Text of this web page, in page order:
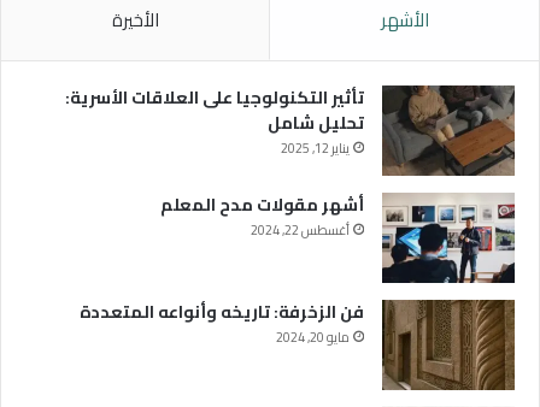
الأشهر الأخيرة
تأثير التكنولوجيا على العلاقات الأسرية:
تحليل شامل
يناير 12, 2025
أشهر مقولات مدح المعلم
أغسطس 22, 2024
فن الزخرفة: تاريخه وأنواعه المتعددة
مايو 20, 2024